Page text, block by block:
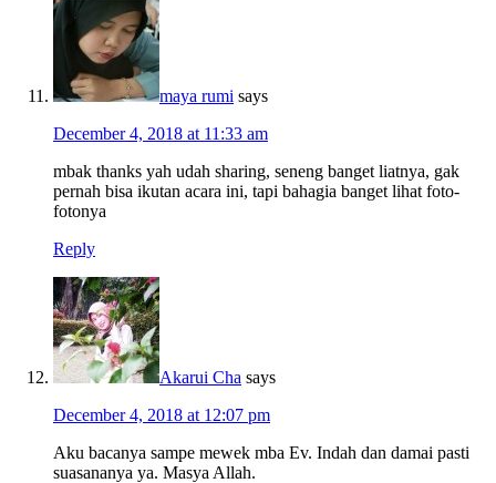
maya rumi says
December 4, 2018 at 11:33 am
mbak thanks yah udah sharing, seneng banget liatnya, gak
pernah bisa ikutan acara ini, tapi bahagia banget lihat foto-
fotonya
Reply
Akarui Cha says
December 4, 2018 at 12:07 pm
Aku bacanya sampe mewek mba Ev. Indah dan damai pasti
suasananya ya. Masya Allah.